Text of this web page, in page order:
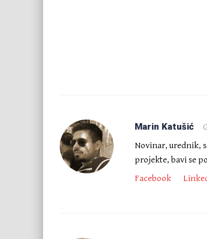
Marin Katušić
Novinar, urednik,
projekte, bavi se
Facebook